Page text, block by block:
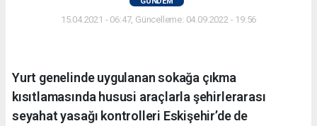
15.04.2021 - 06:47, Güncelleme: 04.09.2022 - 19:56
Yurt genelinde uygulanan sokağa çıkma
kısıtlamasında hususi araçlarla şehirlerarası
seyahat yasağı kontrolleri Eskişehir’de de